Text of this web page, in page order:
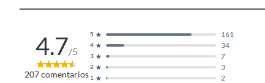
4.7/5
207comentarios 1 2
2 3
3 7
4 34
5 161